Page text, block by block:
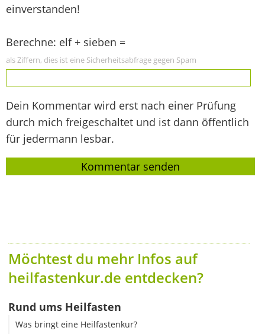
einverstanden!
Berechne: elf + sieben =
als Ziffern, dies ist eine Sicherheitsabfrage gegen Spam
Dein Kommentar wird erst nach einer Prüfung
durch mich freigeschaltet und ist dann öffentlich
für jedermann lesbar.
Möchtest du mehr Infos auf
heilfastenkur.de entdecken?
Rund ums Heilfasten
Was bringt eine Heilfastenkur?